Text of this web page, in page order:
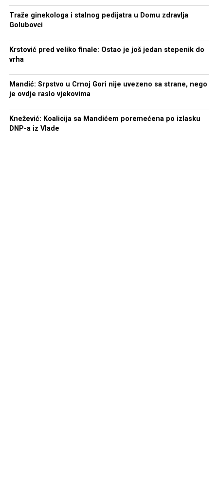
Traže ginekologa i stalnog pedijatra u Domu zdravlja
Golubovci
Krstović pred veliko finale: Ostao je još jedan stepenik do
vrha
Mandić: Srpstvo u Crnoj Gori nije uvezeno sa strane, nego
je ovdje raslo vjekovima
Knežević: Koalicija sa Mandićem poremećena po izlasku
DNP-a iz Vlade